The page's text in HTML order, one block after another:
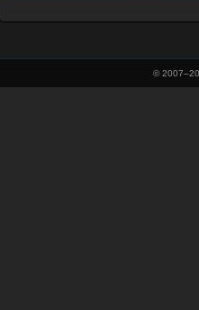
© 2007–